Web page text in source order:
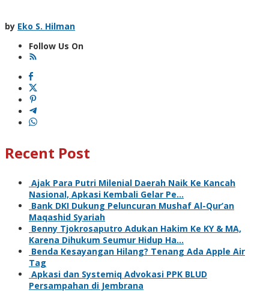
by Eko S. Hilman
Follow Us On
Recent Post
Ajak Para Putri Milenial Daerah Naik Ke Kancah
Nasional, Apkasi Kembali Gelar Pe…
Bank DKI Dukung Peluncuran Mushaf Al-Qur’an
Maqashid Syariah
Benny Tjokrosaputro Adukan Hakim Ke KY & MA,
Karena Dihukum Seumur Hidup Ha…
Benda Kesayangan Hilang? Tenang Ada Apple Air
Tag
Apkasi dan Systemiq Advokasi PPK BLUD
Persampahan di Jembrana